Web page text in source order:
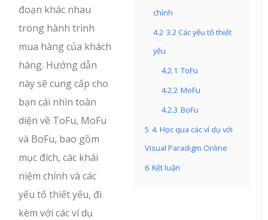
chính
4.2 3.2 Các yếu tố thiết
yếu
4.2.1 ToFu
4.2.2 MoFu
4.2.3 BoFu
5 4. Học qua các ví dụ với
Visual Paradigm Online
6 Kết luận
đoạn khác nhau
trong hành trình
mua hàng của khách
hàng. Hướng dẫn
này sẽ cung cấp cho
bạn cái nhìn toàn
diện về ToFu, MoFu
và BoFu, bao gồm
mục đích, các khái
niệm chính và các
yếu tố thiết yếu, đi
kèm với các ví dụ